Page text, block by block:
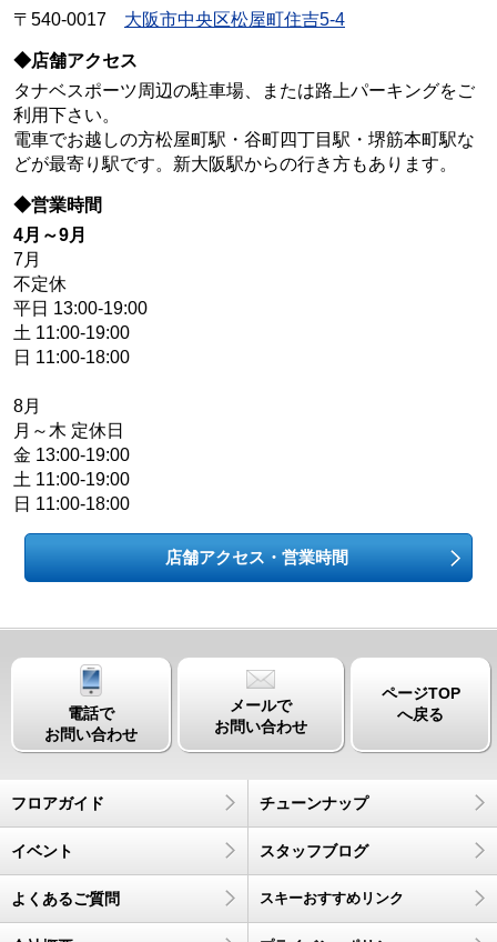
〒540-0017 大阪市中央区松屋町住吉5-4
◆店舗アクセス
タナベスポーツ周辺の駐車場、または路上パーキングをご
利用下さい。
電車でお越しの方松屋町駅・谷町四丁目駅・堺筋本町駅な
どが最寄り駅です。新大阪駅からの行き方もあります。
◆営業時間
4月～9月
7月
不定休
平日 13:00-19:00
土 11:00-19:00
日 11:00-18:00
8月
月～木 定休日
金 13:00-19:00
土 11:00-19:00
日 11:00-18:00
店舗アクセス・営業時間
電話で
お問い合わせ
メールで
お問い合わせ
ページTOP
へ戻る
フロアガイド チューンナップ
イベント スタッフブログ
よくあるご質問 スキーおすすめリンク